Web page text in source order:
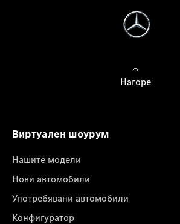
Нагоре
Виртуален шоурум
Нашите модели
Нови автомобили
Употребявани автомобили
Конфигуратор